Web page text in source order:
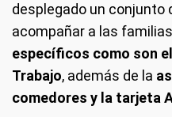
desplegado un conjunto
acompañar a las
específicos como son
Trabajo, además de la
comedores y la tarjeta